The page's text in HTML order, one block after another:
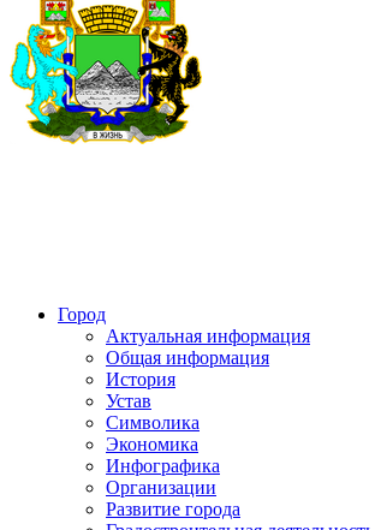
Город
Актуальная информация
Общая информация
История
Устав
Символика
Экономика
Инфографика
Организации
Развитие города